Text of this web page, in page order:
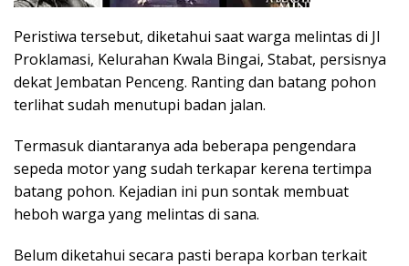
Peristiwa tersebut, diketahui saat warga melintas di Jl
Proklamasi, Kelurahan Kwala Bingai, Stabat, persisnya
dekat Jembatan Penceng. Ranting dan batang pohon
terlihat sudah menutupi badan jalan.
Termasuk diantaranya ada beberapa pengendara
sepeda motor yang sudah terkapar kerena tertimpa
batang pohon. Kejadian ini pun sontak membuat
heboh warga yang melintas di sana.
Belum diketahui secara pasti berapa korban terkait